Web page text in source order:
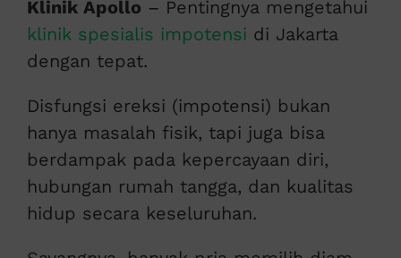
Klinik Apollo – Pentingnya mengetahui
klinik spesialis impotensi di Jakarta
dengan tepat.
Disfungsi ereksi (impotensi) bukan
hanya masalah fisik, tapi juga bisa
berdampak pada kepercayaan diri,
hubungan rumah tangga, dan kualitas
hidup secara keseluruhan.